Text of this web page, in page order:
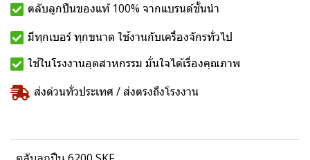
ตลับลูกปืนของแท้ 100% จากแบรนด์ชั้นนำ
มีทุกเบอร์ ทุกขนาด ใช้งานกับเครื่องจักรทั่วไป
ใช้ในโรงงานอุตสาหกรรม มั่นใจได้เรื่องคุณภาพ
ส่งด่วนทั่วประเทศ / ส่งตรงถึงโรงงาน